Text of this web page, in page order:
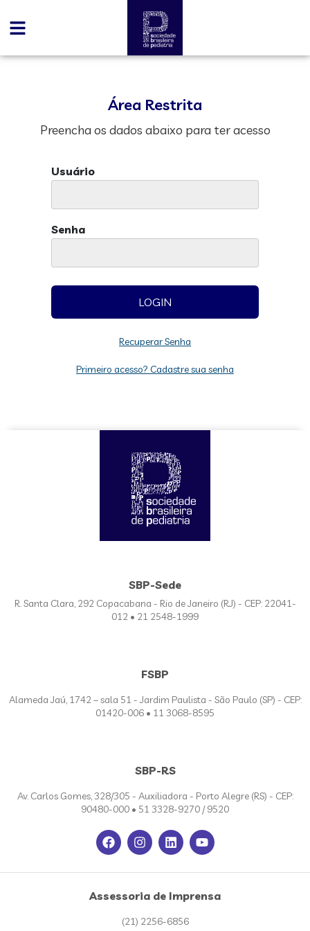
Área Restrita
Preencha os dados abaixo para ter acesso
Usuário
Senha
Recuperar Senha
Primeiro acesso? Cadastre sua senha
SBP-Sede
R. Santa Clara, 292 Copacabana - Rio de Janeiro (RJ) - CEP: 22041-
012 • 21 2548-1999
FSBP
Alameda Jaú, 1742 – sala 51 - Jardim Paulista - São Paulo (SP) - CEP:
01420-006 • 11 3068-8595
SBP-RS
Av. Carlos Gomes, 328/305 - Auxiliadora - Porto Alegre (RS) - CEP:
90480-000 • 51 3328-9270 / 9520
Assessoria de Imprensa
(21) 2256-6856